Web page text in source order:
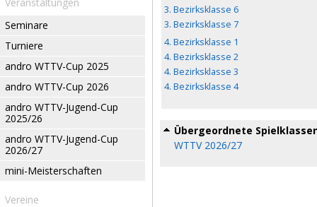
Seminare
Turniere
andro WTTV-Cup 2025
andro WTTV-Cup 2026
andro WTTV-Jugend-Cup
2025/26
andro WTTV-Jugend-Cup
2026/27
mini-Meisterschaften
Vereine
3. Bezirksklasse 6
3. Bezirksklasse 7
4. Bezirksklasse 1
4. Bezirksklasse 2
4. Bezirksklasse 3
4. Bezirksklasse 4
Übergeordnete
WTTV 2026/27